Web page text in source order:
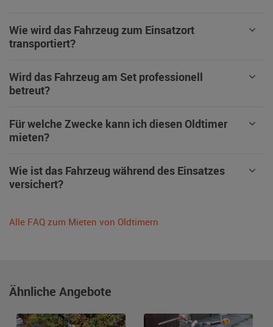
Wie wird das Fahrzeug zum Einsatzort
transportiert?
Wird das Fahrzeug am Set professionell
betreut?
Für welche Zwecke kann ich diesen Oldtimer
mieten?
Wie ist das Fahrzeug während des Einsatzes
versichert?
Alle FAQ zum Mieten von Oldtimern
Ähnliche Angebote